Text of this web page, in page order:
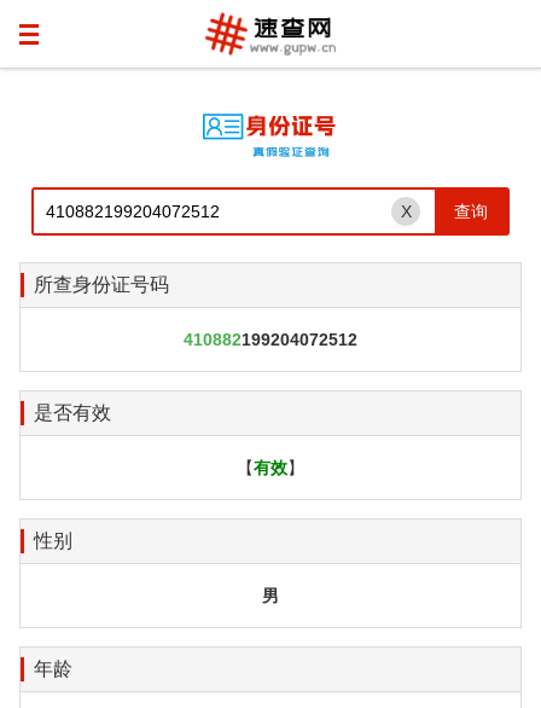
X
所查身份证号码
410882199204072512
是否有效
【有效】
性别
男
年龄